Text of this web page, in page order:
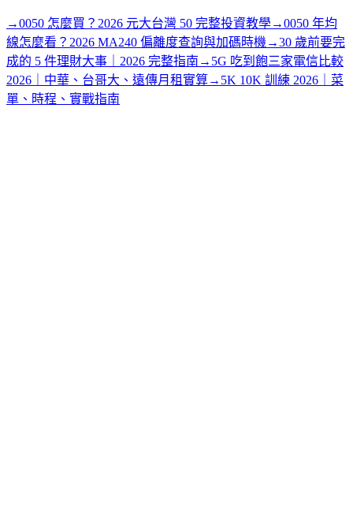
→0050 怎麼買？2026 元大台灣 50 完整投資教學→0050 年均
線怎麼看？2026 MA240 偏離度查詢與加碼時機→30 歲前要完
成的 5 件理財大事｜2026 完整指南 → 5G 吃到飽三家電信比較
2026｜中華、台哥大、遠傳月租實算→ 5K 10K 訓練 2026｜菜
單、時程、實戰指南